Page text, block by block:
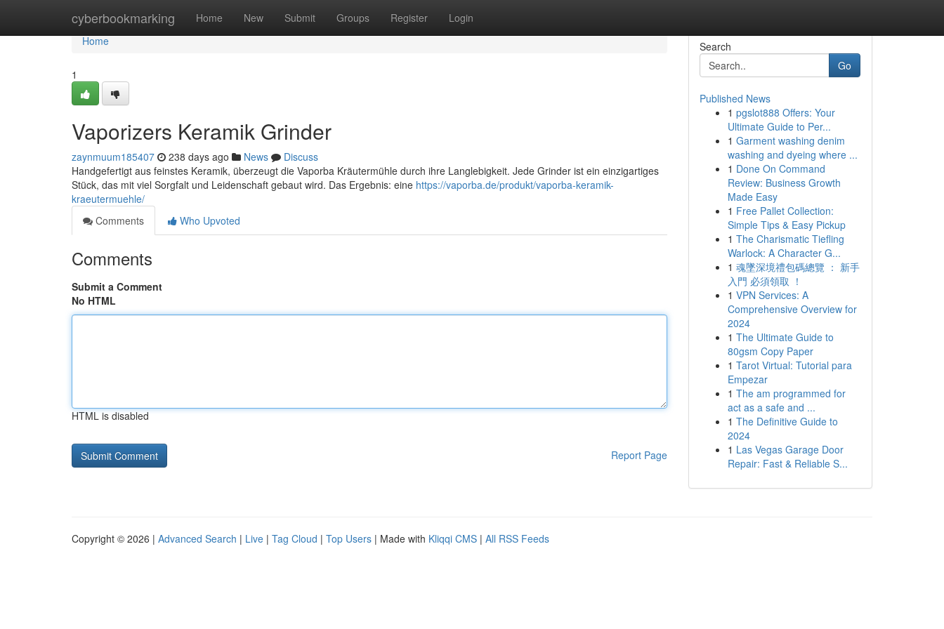
cyberbookmarking Home New Submit Groups Register Login
Home
Home
1
Vaporizers Keramik Grinder
zaynmuum185407 238 days ago News
Discuss
Handgefertigt aus feinstes Keramik, überzeugt die Vaporba Kräutermühle durch ihre Langlebigkeit. Jede Grinder ist ein einzigartiges
Stück, das mit viel Sorgfalt und Leidenschaft gebaut wird. Das Ergebnis: eine https://vaporba.de/produkt/vaporba-keramik-
kraeutermuehle/
Comments
Who Upvoted
Comments
Submit a Comment
No HTML
HTML is disabled
Report Page
Search
Go
Published News
1 pgslot888 Offers: Your
Ultimate Guide to Per...
1 Garment washing denim
washing and dyeing where ...
1 Done On Command
Review: Business Growth
Made Easy
1 Free Pallet Collection:
Simple Tips & Easy Pickup
1 The Charismatic Tiefling
Warlock: A Character G...
1 魂墜深境禮包碼總覽 ： 新手
入門 必須領取 ！
1 VPN Services: A
Comprehensive Overview for
2024
1 The Ultimate Guide to
80gsm Copy Paper
1 Tarot Virtual: Tutorial para
Empezar
1 The am programmed for
act as a safe and ...
1 The Definitive Guide to
2024
1 Las Vegas Garage Door
Repair: Fast & Reliable S...
Copyright © 2026 | Advanced Search | Live | Tag Cloud | Top Users | Made with Kliqqi CMS | All RSS Feeds